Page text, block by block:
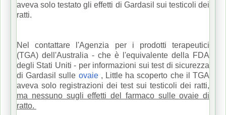
aveva solo testato gli effetti di Gardasil sui testicoli dei
ratti.
Nel contattare l'Agenzia per i prodotti terapeutici
(TGA) dell'Australia - che è l'equivalente della FDA
degli Stati Uniti - per informazioni sui test di sicurezza
di Gardasil sulle ovaie, Little ha scoperto che il TGA
aveva solo registrazioni dei test sui testicoli dei ratti,
ma nessuno sugli effetti del farmaco sulle ovaie di
ratto.